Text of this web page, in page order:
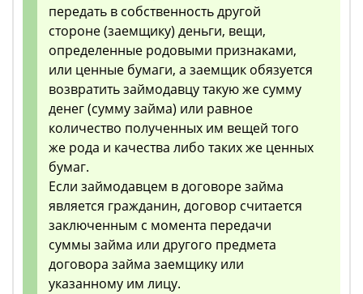
передать в собственность другой
стороне (заемщику) деньги, вещи,
определенные родовыми признаками,
или ценные бумаги, а заемщик обязуется
возвратить займодавцу такую же сумму
денег (сумму займа) или равное
количество полученных им вещей того
же рода и качества либо таких же ценных
бумаг.
Если займодавцем в договоре займа
является гражданин, договор считается
заключенным с момента передачи
суммы займа или другого предмета
договора займа заемщику или
указанному им лицу.